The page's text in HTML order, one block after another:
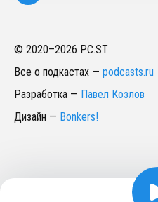
© 2020–2026 PC.ST
Все о подкастах — podcasts.ru
Разработка — Павел Козлов
Дизайн — Bonkers!